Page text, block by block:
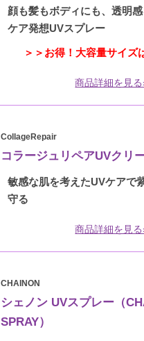
顔も髪もボディにも、透明
ケア発想UVスプレー
＞＞お得！大容量サイズ
商品詳細を見
CollageRepair
コラージュリペアUVクリ
敏感な肌を考えたUVケアで
守る
商品詳細を見
CHAINON
シェノン UVスプレー（
SPRAY）